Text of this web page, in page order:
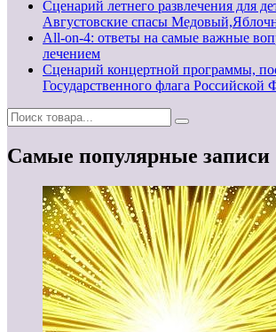
Сценарий летнего развлечения для
Августовские спасы
All-on-4: ответы на самые важные
лечением
Сценарий концертной программы,
Государственного флага Российской
Самые популярные записи